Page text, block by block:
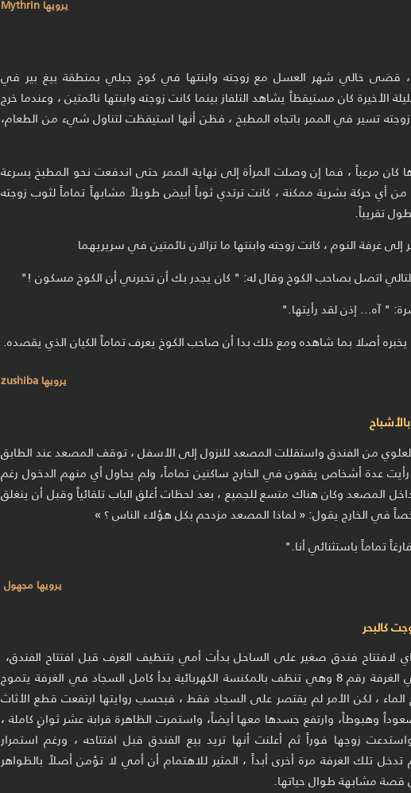
يرويها Mythrin
، قضى خالي شهر العسل مع زوجته وابنتها في كوخ جبلي بمنطقة بيغ بير في
الأخيرة كان مستيقظاً يشاهد التلفاز بينما كانت زوجته وابنتها نائمتين ، وعندما خرج
تسير في الممر باتجاه المطبخ ، فظن أنها استيقظت لتناول شيء من الطعام،
كان مرعباً ، فما إن وصلت المرأة إلى نهاية الممر حتى اندفعت نحو المطبخ بسرعة
من أي حركة بشرية ممكنة ، كانت ترتدي ثوباً أبيض طويلاً مشابهاً تماماً لثوب زوجته
تقريباً.
إلى غرفة النوم ، كانت زوجته وابنتها ما تزالان نائمتين في سريريهما
اتصل بصاحب الكوخ وقال له: " كان يجدر بك أن تخبرني أن الكوخ مسكون !"
" آه... إذن لقد رأيتها."
يخبره أصلا بما شاهده ومع ذلك بدا أن صاحب الكوخ يعرف تماماً الكيان الذي يقصده.
يرويها zushiba
من الفندق واستقللت المصعد للنزول إلى الأسفل ، توقف المصعد عند الطابق
، رأيت عدة أشخاص يقفون في الخارج ساكنين تماماً، ولم يحاول أي منهم الدخول رغم
المصعد وكان هناك متسع للجميع ، بعد لحظات أغلق الباب تلقائياً وقبل أن ينغلق
في الخارج يقول: « لماذا المصعد مزدحم بكل هؤلاء الناس ؟ »
تماماً باستثنائي أنا."
يرويها مجهول
كالبحر
لافتتاح فندق صغير على الساحل بدأت أمي بتنظيف الغرف قبل افتتاح الفندق،
وأثناء وجودها في الغرفة رقم 8 وهي تنظف بالمكنسة الكهربائية بدأ كامل السجاد في الغرفة يتموج
الماء ، لكن الأمر لم يقتصر على السجاد فقط ، فبحسب روايتها ارتفعت قطع الأثاث
وهبوطاً، وارتفع جسدها معها أيضاً، واستمرت الظاهرة قرابة عشر ثوانٍ كاملة ،
زوجها فوراً ثم أعلنت أنها تريد بيع الفندق قبل افتتاحه ، ورغم استمرار
تدخل تلك الغرفة مرة أخرى أبداً ، المثير للاهتمام أن أمي لا تؤمن أصلاً بالظواهر
قصة مشابهة طوال حياتها.